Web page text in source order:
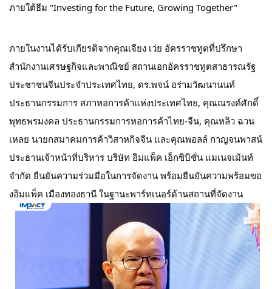
ภายใต้ธีม "Investing for the Future, Growing Together"
ภายในงานได้รับเกียรติจากคุณเจียง เว่ย อัครราชทูตที่ปรึกษา
สำนักงานเศรษฐกิจและพาณิชย์ สถานเอกอัครราชทูตสาธารณรัฐ
ประชาชนจีนประจำประเทศไทย, ดร.พจน์ อร่ามวัฒนานนท์
ประธานกรรมการ สภาหอการค้าแห่งประเทศไทย, คุณณรงค์ศักดิ์
พุทธพรมงคล ประธานกรรมการหอการค้าไทย-จีน, คุณหลิว ฉวน
เหลย นายกสมาคมการค้าวิสาหกิจจีน และคุณพอลล์ กาญจนพาสน์
ประธานเจ้าหน้าที่บริหาร บริษัท อิมแพ็ค เอ็กซิบิชั่น แมเนจเม้นท์
จำกัด ยืนยันความร่วมมือในการจัดงาน พร้อมยืนยันความพร้อมขอ
งอิมแพ็ค เมืองทองธานี ในฐานะพาร์ทเนอร์ด้านสถานที่จัดงาน